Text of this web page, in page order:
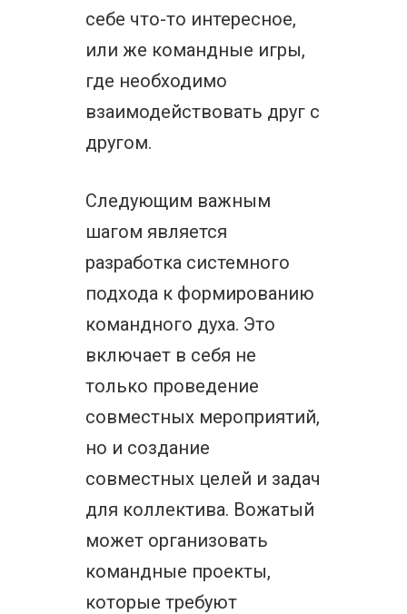
себе что-то интересное,
или же командные игры,
где необходимо
взаимодействовать друг с
другом.
Следующим важным
шагом является
разработка системного
подхода к формированию
командного духа. Это
включает в себя не
только проведение
совместных мероприятий,
но и создание
совместных целей и задач
для коллектива. Вожатый
может организовать
командные проекты,
которые требуют